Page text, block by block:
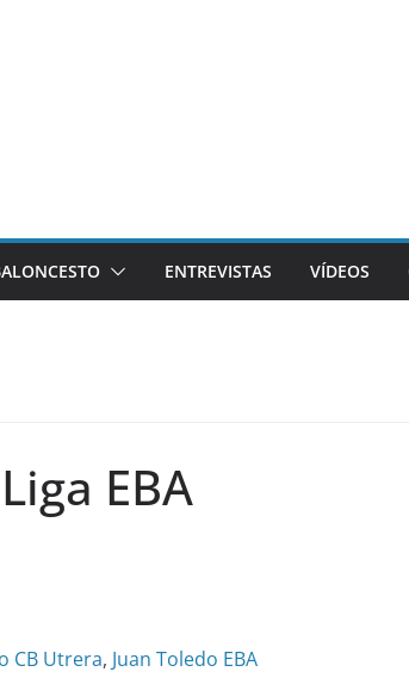
ENTREVISTAS VÍDEOS
EBA
CB Utrera, Juan Toledo EBA